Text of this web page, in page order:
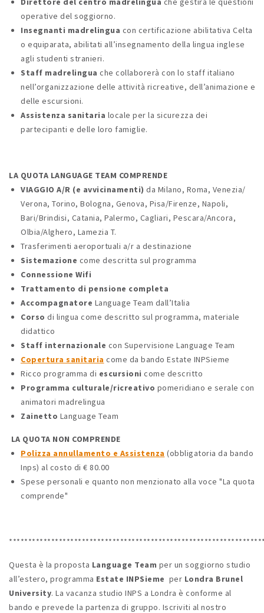
operative del soggiorno.
Insegnanti madrelingua con certificazione abilitativa Celta
o equiparata, abilitati all’insegnamento della lingua inglese
agli studenti stranieri.
Staff madrelingua che collaborerà con lo staff italiano
nell’organizzazione delle attività ricreative, dell’animazione e
delle escursioni.
Assistenza sanitaria locale per la sicurezza dei
partecipanti e delle loro famiglie.
LA QUOTA LANGUAGE TEAM COMPRENDE
VIAGGIO A/R (e avvicinamenti) da Milano, Roma, Venezia/
Verona, Torino, Bologna, Genova, Pisa/Firenze, Napoli,
Bari/Brindisi, Catania, Palermo, Cagliari, Pescara/Ancora,
Olbia/Alghero, Lamezia T.
Trasferimenti aeroportuali a/r a destinazione
Sistemazione come descritta sul programma
Connessione Wifi
Trattamento di pensione completa
Accompagnatore Language Team dall’Italia
Corso di lingua come descritto sul programma, materiale
didattico
Staff internazionale con Supervisione Language Team
Copertura sanitaria come da bando Estate INPSieme
Ricco programma di escursioni come descritto
Programma culturale/ricreativo pomeridiano e serale con
animatori madrelingua
Zainetto Language Team
LA QUOTA NON COMPRENDE
Polizza annullamento e Assistenza (obbligatoria da bando
Inps) al costo di € 80.00
Spese personali e quanto non menzionato alla voce "La quota
comprende"
Questa è la proposta Language Team per un soggiorno studio
all’estero, programma Estate INPSieme per Londra Brunel
University. La vacanza studio INPS a Londra è conforme al
bando e prevede la partenza di gruppo. Iscriviti al nostro